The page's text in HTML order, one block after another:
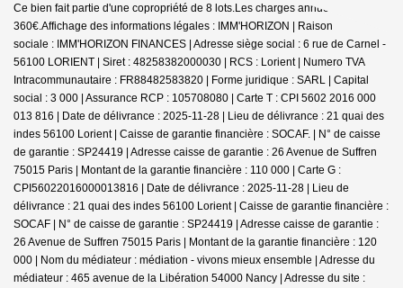
Ce bien fait partie d'une copropriété de 8 lots.Les charges annuelles sont de
360€.Affichage des informations légales : IMM'HORIZON | Raison
sociale : IMM'HORIZON FINANCES | Adresse siège social : 6 rue de Carnel -
56100 LORIENT | Siret : 48258382000030 | RCS : Lorient | Numero TVA
Intracommunautaire : FR88482583820 | Forme juridique : SARL | Capital
social : 3 000 | Assurance RCP : 105708080 | Carte T : CPI 5602 2016 000
013 816 | Date de délivrance : 2025-11-28 | Lieu de délivrance : 21 quai des
indes 56100 Lorient | Caisse de garantie financière : SOCAF. | N° de caisse
de garantie : SP24419 | Adresse caisse de garantie : 26 Avenue de Suffren
75015 Paris | Montant de la garantie financière : 110 000 | Carte G :
CPI56022016000013816 | Date de délivrance : 2025-11-28 | Lieu de
délivrance : 21 quai des indes 56100 Lorient | Caisse de garantie financière :
SOCAF | N° de caisse de garantie : SP24419 | Adresse caisse de garantie :
26 Avenue de Suffren 75015 Paris | Montant de la garantie financière : 120
000 | Nom du médiateur : médiation - vivons mieux ensemble | Adresse du
médiateur : 465 avenue de la Libération 54000 Nancy | Adresse du site :